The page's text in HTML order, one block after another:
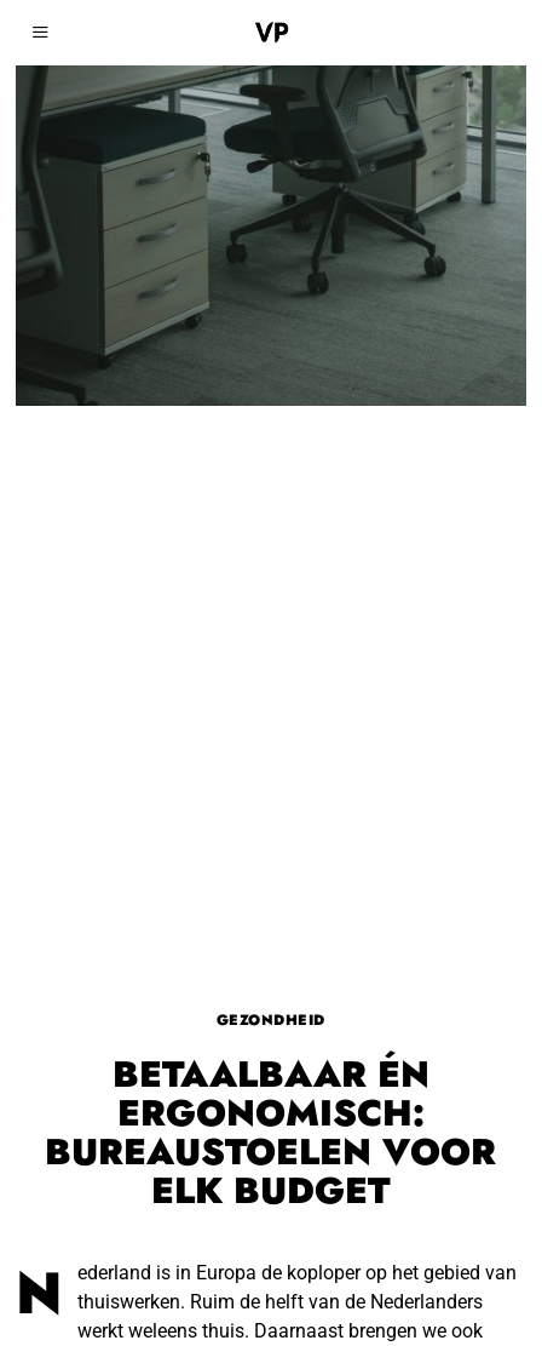
GEZONDHEID
BETAALBAAR ÉN
ERGONOMISCH:
BUREAUSTOELEN VOOR
ELK BUDGET
N
ederland is in Europa de koploper op het gebied van
thuiswerken. Ruim de helft van de Nederlanders
werkt weleens thuis. Daarnaast brengen we ook